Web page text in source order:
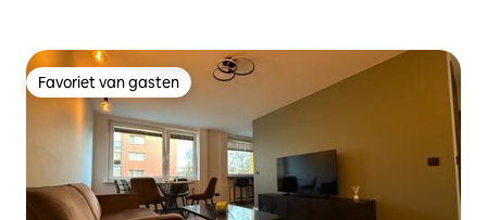
Favoriet van gasten
Favoriet van gasten